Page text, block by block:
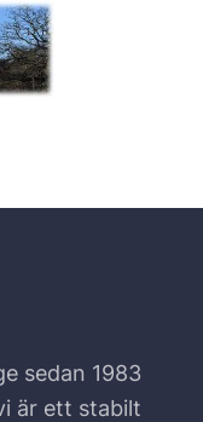
sedan 1983
är ett stabilt